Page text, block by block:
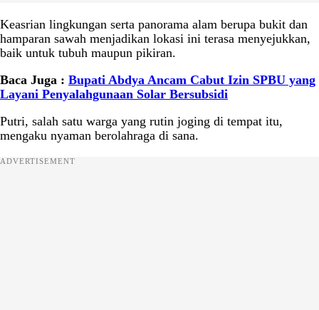
Keasrian lingkungan serta panorama alam berupa bukit dan
hamparan sawah menjadikan lokasi ini terasa menyejukkan,
baik untuk tubuh maupun pikiran.
Baca Juga : Bupati Abdya Ancam Cabut Izin SPBU yang
Layani Penyalahgunaan Solar Bersubsidi
Putri, salah satu warga yang rutin joging di tempat itu,
mengaku nyaman berolahraga di sana.
ADVERTISEMENT